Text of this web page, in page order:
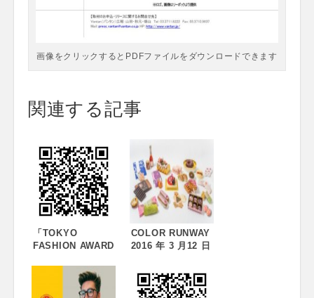
画像をクリックするとPDFファイルをダウンロードできます
関連する記事
「TOKYO
FASHION AWARD
開催のお知らせ
COLOR RUNWAY
2016 年 3 月12 日
（水）にて開
催！！